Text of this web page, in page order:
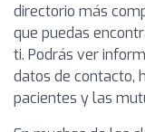
directorio más
que puedas
ti. Podrás ver
datos de contacto,
pacientes y las